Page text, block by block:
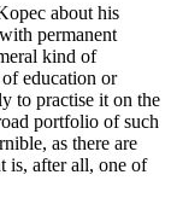
about his
permanent
kind of
education or
to practise it on the
portfolio of such
as there are
is, after all, one of